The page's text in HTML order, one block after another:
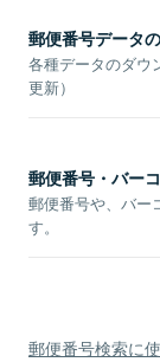
郵便番号データ
各種データのダウ
更新）
郵便番号・バー
郵便番号や、バー
す。
郵便番号検索に